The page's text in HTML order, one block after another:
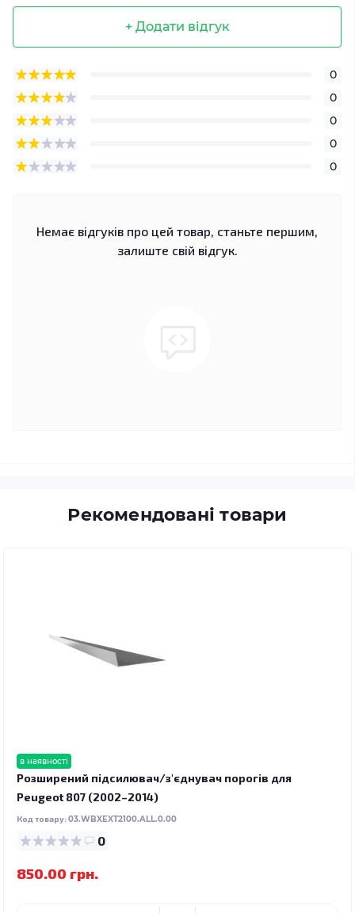
+ Додати відгук
0
0
0
0
0
Немає відгуків про цей товар, станьте першим,
залиште свій відгук.
Рекомендовані товари
в наявності
Розширений підсилювач/з'єднувач порогів для
Peugeot 807 (2002–2014)
Код товару:03.WBXEXT2100.ALL.0.00
0
850.00 грн.